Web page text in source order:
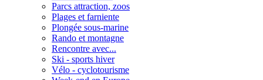
Parcs attraction, zoos
Plages et farniente
Plongée sous-marine
Rando et montagne
Rencontre avec...
Ski - sports hiver
Vélo - cyclotourisme